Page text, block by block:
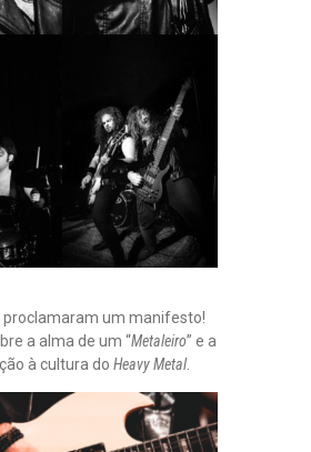
proclamaram um manifesto!
a alma de um “Metaleiro” e a
à cultura do Heavy Metal.